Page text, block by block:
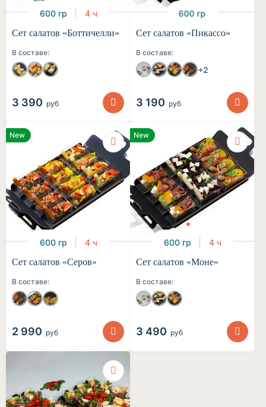
600 гр
4 ч
Сет салатов «Боттичелли»
В составе:
3 390 руб
600 гр
Сет салатов «Пикассо»
В составе:
+2
3 190 руб
New
600 гр
4 ч
Сет салатов «Серов»
В составе:
2 990 руб
New
600 гр
4 ч
Сет салатов «Моне»
В составе:
3 490 руб